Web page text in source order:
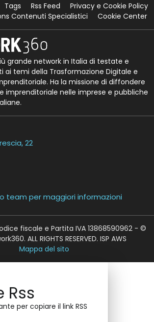
Tags Rss Feed
Privacy e Cookie Policy
Contenuti Specialistici
Cookie Center
grande network in Italia di testate e
ai temi della Trasformazione Digitale e
Ha la missione di diffondere
imprenditoriale nelle imprese e pubbliche
22
team per maggiori informazioni
fiscale e Partita IVA 13868590962 - ©
ALL RIGHTS RESERVED. ISP AWS
Mappa del sito
Rss
per copiare il link RSS